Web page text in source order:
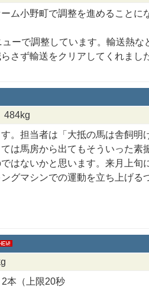
ム小野町で調整を進めることに
ーで調整しています。輸送熱
さず輸送をクリアしてくれま
484kg
。担当者は「大抵の馬は舎飼明
は馬房から出てもそういった素
はないかと思います。来月上旬
グマシンでの運動を立ち上げる
2本（上限20秒